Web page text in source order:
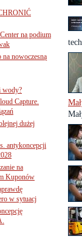
na podium
nowoczesną
wody?
Capture.
dużej
antykoncepcji
na
Kuponów
w sytuacj